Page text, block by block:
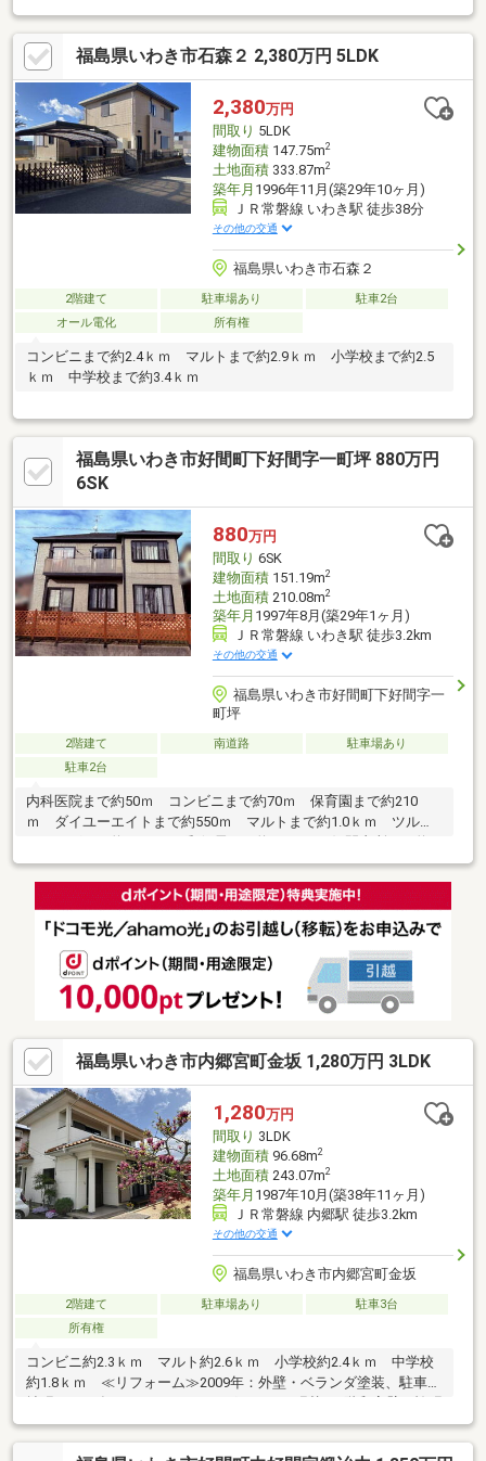
敷地は約９３坪の贅沢な広さで、南西向きのお庭は高い位置にあ
るので人の視線も通りにくくプライベート感のある空間を作れま
す！住宅地なので車通りが少ないのもポイント！■建物は昭和６
２年３月築ですが、少し年式は経っているとはいえ水回りは過去
にリフォームされたことも有り築年数ほどの古さを感じさせない
都市ガス住宅です！南西に広いお庭が確保できていることも有
り、日当たりも良好です！■リフォームご相談おまかせくださ
い！
福島県いわき市石森２ 2,380万円 5LDK
2,380万円
間取り 5LDK
建物面積147.75m2
土地面積333.87m2
築年月 1996年11月(築29年10ヶ月)
ＪＲ常磐線 いわき駅 徒歩38分
その他の交通
福島県いわき市石森２
2階建て 駐車場あり
駐車2台
オール電化
所有権
コンビニまで約2.4ｋｍ マルトまで約2.9ｋｍ 小学校まで約2.5
ｋｍ 中学校まで約3.4ｋｍ
福島県いわき市好間町下好間字一町坪 880万円
6SK
880万円
間取り 6SK
建物面積151.19m2
土地面積210.08m2
築年月 1997年8月(築29年1ヶ月)
ＪＲ常磐線 いわき駅 徒歩3.2km
その他の交通
福島県いわき市好間町下好間字一
町坪
2階建て 南道路
駐車場あり
駐車2台
内科医院まで約50ｍ コンビニまで約70ｍ 保育園まで約210
ｍ ダイユーエイトまで約550ｍ マルトまで約1.0ｋｍ ツルハ
1.0ｋｍ 小学校まで約2.0ｋｍ 中学校まで約1.6ｋｍ※年間地代
160116円※埋蔵文化財包蔵地
福島県いわき市内郷宮町金坂 1,280万円 3LDK
1,280万円
間取り 3LDK
建物面積96.68m2
土地面積243.07m2
築年月 1987年10月(築38年11ヶ月)
ＪＲ常磐線 内郷駅 徒歩3.2km
その他の交通
福島県いわき市内郷宮町金坂
2階建て 駐車場あり
駐車3台
所有権
コンビニ約2.3ｋｍ マルト約2.6ｋｍ 小学校約2.4ｋｍ 中学校
約1.8ｋｍ ≪リフォーム≫2009年：外壁・ベランダ塗装、駐車場
拡張 2012年：LDKフローリング・クロス張替・1階和室壁・襖張
替、キッチン・洗面台交換 2017年：トイレ便器交換・床・クロ
ス張替、廊下フローリング張替、洗面所床・クロス張替 2018